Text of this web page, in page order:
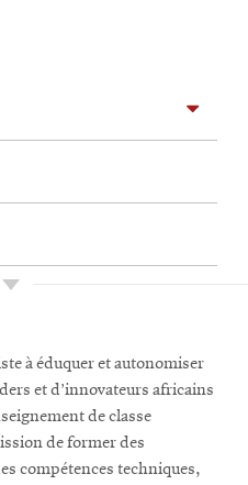
à éduquer et autonomiser
et d’innovateurs africains
de classe
de former des
compétences techniques,